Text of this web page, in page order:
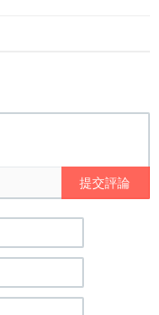
提交評論